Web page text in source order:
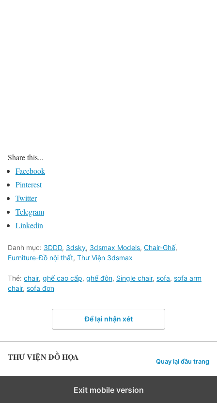
Share this...
Facebook
Pinterest
Twitter
Telegram
Linkedin
Danh mục: 3DDD, 3dsky, 3dsmax Models, Chair-Ghế,
Furniture-Đồ nội thất, Thư Viện 3dsmax
Thẻ: chair, ghế cao cấp, ghế đôn, Single chair, sofa, sofa arm
chair, sofa đơn
Để lại nhận xét
THƯ VIỆN ĐỒ HỌA Quay lại đầu trang
Exit mobile version